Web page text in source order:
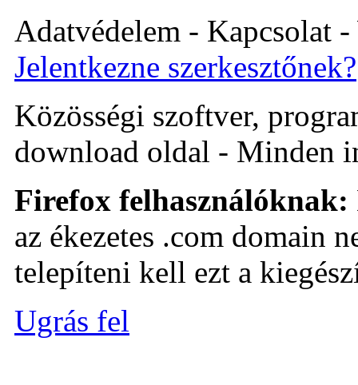
Adatvédelem - Kapcsolat
Jelentkezne szerkesztőnek?
Közösségi szoftver,
download oldal - Minden
Firefox felhasználóknak:
az ékezetes .com domain
telepíteni kell ezt a
Ugrás fel